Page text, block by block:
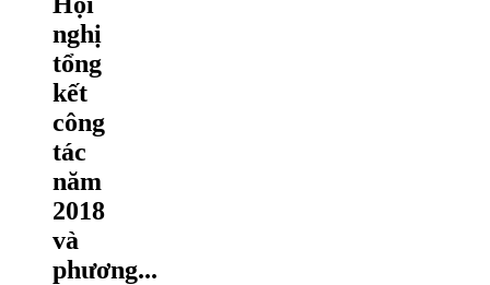
nghị
tổng
kết
công
tác
năm
2018
và
phương...